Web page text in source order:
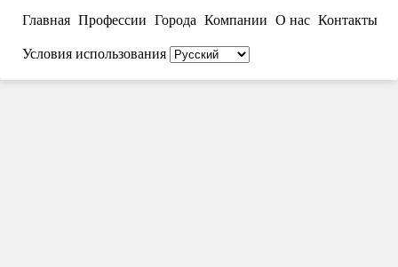
Главная Профессии Города Компании О нас Контакты
Условия использования